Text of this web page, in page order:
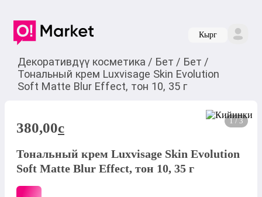
Кырг
Декоративдүү косметика / Бет / Бет /
Тональный крем Luxvisage Skin Evolution
Soft Matte Blur Effect, тон 10, 35 г
1 / 3
380,00c
Тональный крем Luxvisage Skin Evolution
Soft Matte Blur Effect, тон 10, 35 г